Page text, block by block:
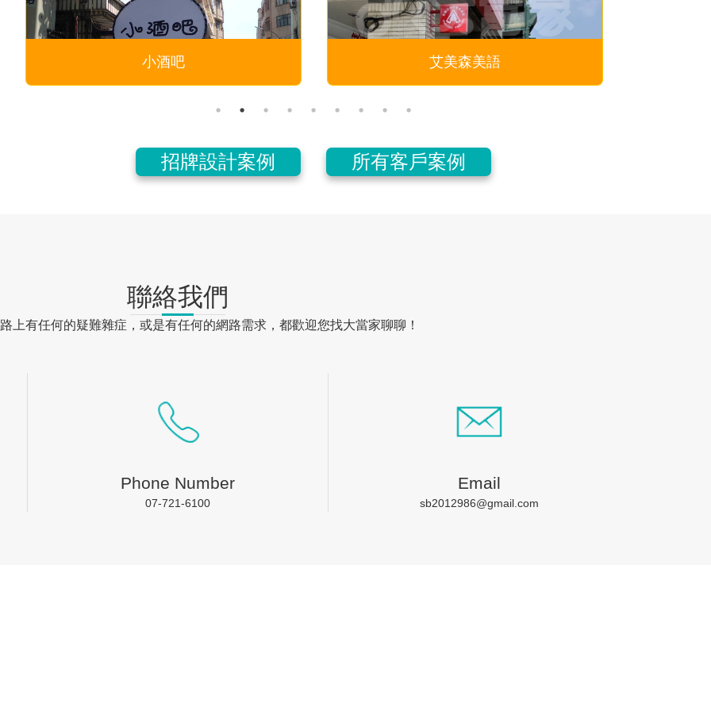
艾美森美語 DOUBLE
招牌設計案例 所有客戶案例
聯絡我們
上有任何的疑難雜症，或是有任何的網路需求，都歡迎您找大當家聊聊！
Phone Number
07-721-6100
Email
sb2012986@gmail.com